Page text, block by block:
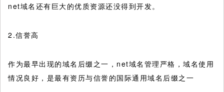
net域名还有巨大的优质资源还没得到开发。
2.信誉高
作为最早出现的域名后缀之一，net域名管理严格，域名使用
情况良好，是最有资历与信誉的国际通用域名后缀之一